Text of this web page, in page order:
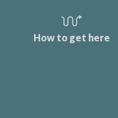
How to get here